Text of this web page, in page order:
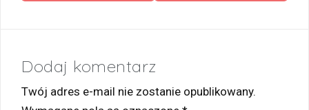
Dodaj komentarz
Twój adres e-mail nie zostanie opublikowany.